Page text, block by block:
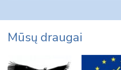
Mūsų draugai